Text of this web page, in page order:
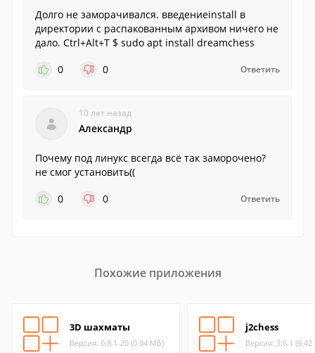
Долго не заморачивался. введениеinstall в
директории с распакованным архивом ничего не
дало. Ctrl+Alt+T $ sudo apt install dreamchess
0
0 Ответить
10 лет назад
Александр
Почему под линукс всегда всё так заморочено?
не смог установить((
0
0 Ответить
Похожие приложения
3D шахматы
Версия: 0.8.1-20 (0.04 МБ)
j2chess
Версия: 3.6.1